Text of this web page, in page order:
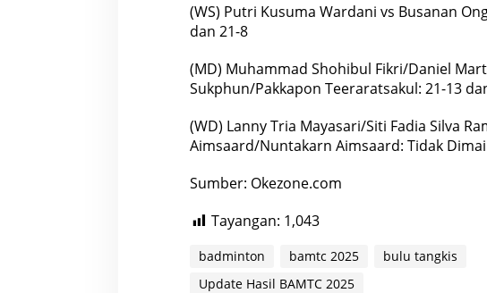
(WS) Putri Kusuma Wardani vs Busanan
dan 21-8
(MD) Muhammad Shohibul Fikri/Daniel
Sukphun/Pakkapon Teeraratsakul: 21-13
(WD) Lanny Tria Mayasari/Siti Fadia Silva
Aimsaard/Nuntakarn Aimsaard: Tidak
Sumber: Okezone.com
Tayangan: 1,043
badminton bamtc 2025
bulu tangkis
Update Hasil BAMTC 2025